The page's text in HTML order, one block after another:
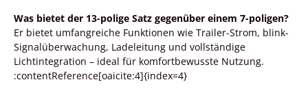
Was bietet der 13-polige Satz gegenüber einem 7-poligen?
Er bietet umfangreiche Funktionen wie Trailer-Strom, blink-
Signalüberwachung, Ladeleitung und vollständige
Lichtintegration – ideal für komfortbewusste Nutzung.
:contentReference[oaicite:4]{index=4}